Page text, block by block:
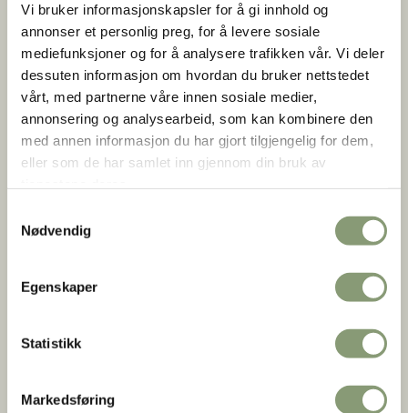
Vi bruker informasjonskapsler for å gi innhold og
annonser et personlig preg, for å levere sosiale
mediefunksjoner og for å analysere trafikken vår. Vi deler
dessuten informasjon om hvordan du bruker nettstedet
vårt, med partnerne våre innen sosiale medier,
annonsering og analysearbeid, som kan kombinere den
med annen informasjon du har gjort tilgjengelig for dem,
eller som de har samlet inn gjennom din bruk av
Nødvendig
Egenskaper
Statistikk
Markedsføring
telefonstasjoner. 11 telegrafstasjoner.
350 motorbåter. Flere tusen robåter og små og store
kaianlegg.
Alle husdyr skulle slaktes. Finnmark var nå minelagt med
nær 100 000 miner på hav og land.
Eksilregjeringen oppfordret folk til ikke å evakuere. Mange
håpet at russerne snart ville frigjøre hele Finnmark. En del
eller skjulte seg under båter dekket med torv og jord. 23